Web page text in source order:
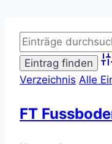
Verzeichnis Alle
FT